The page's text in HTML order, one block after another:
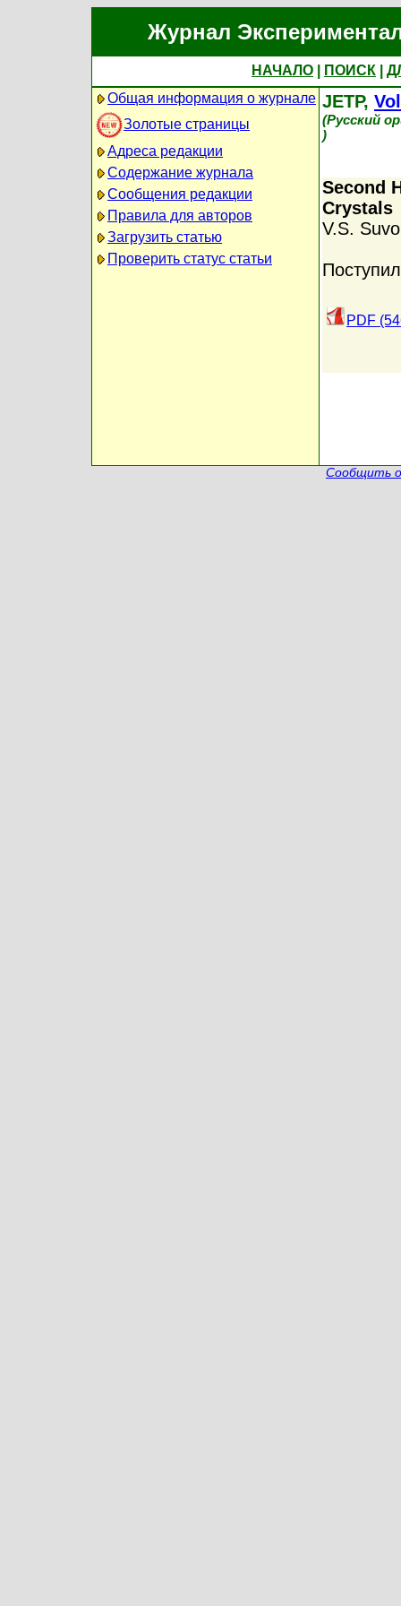
Журнал
НАЧАЛО ПОИСК
Общая информация о журнале
Золотые страницы
Адреса редакции
Содержание журнала
Сообщения редакции
Правила для авторов
Загрузить статью
Проверить статус статьи
JETP,
(Русский
)
Second
Crystals
V.S.
PDF
Сообщить о